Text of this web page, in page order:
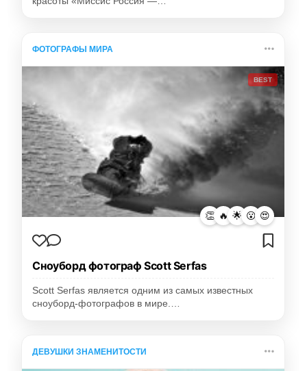
ФОТОГРАФЫ МИРА
BEST
👏 🔥 🌟 😮 😍
Сноуборд фотограф Scott Serfas
Scott Serfas является одним из самых известных
сноуборд-фотографов в мире.…
ДЕВУШКИ ЗНАМЕНИТОСТИ